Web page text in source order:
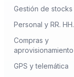
Gestión de stocks
Personal y RR. HH.
Compras y
aprovisionamiento
GPS y telemática